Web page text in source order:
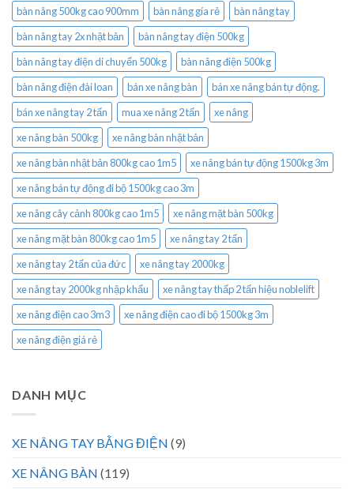
bàn nâng 500kg cao 900mm bàn nâng gía rẻ
bàn nâng tay
bàn nâng tay 2x nhật bản
bàn nâng tay điện 500kg
bàn nâng tay điện di chuyển 500kg
bàn nâng điện 500kg
bàn nâng điện đài loan
bán xe nâng bàn
bán xe nâng bán tự động.
bán xe nâng tay 2 tấn
mua xe nâng 2 tấn
xe nâng
xe nâng bàn 500kg
xe nâng bàn nhật bản
xe nâng bàn nhật bản 800kg cao 1m5
xe nâng bán tự động 1500kg 3m
xe nâng bán tự động đi bộ 1500kg cao 3m
xe nâng cây cảnh 800kg cao 1m5
xe nâng mặt bàn 500kg
xe nâng mặt bàn 800kg cao 1m5
xe nâng tay 2 tấn
xe nâng tay 2 tấn của đức
xe nâng tay 2000kg
xe nâng tay 2000kg nhập khẩu
xe nâng tay thấp 2 tấn hiệu noblelift
xe nâng điện cao 3m3
xe nâng điện cao đi bộ 1500kg 3m
xe nâng điện giá rẻ
DANH MỤC
XE NÂNG TAY BẰNG ĐIỆN (9)
XE NÂNG BÀN (119)